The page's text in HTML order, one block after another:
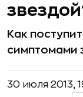
Как
симптомами
30 июля 2013,